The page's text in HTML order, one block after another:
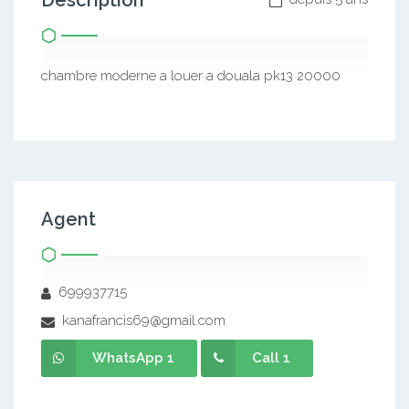
chambre moderne a louer a douala pk13 20000
Agent
699937715
kanafrancis69@gmail.com
WhatsApp 1 Call 1